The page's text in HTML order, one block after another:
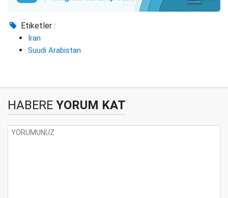
Etiketler :
İran
Suudi Arabistan
HABERE YORUM KAT